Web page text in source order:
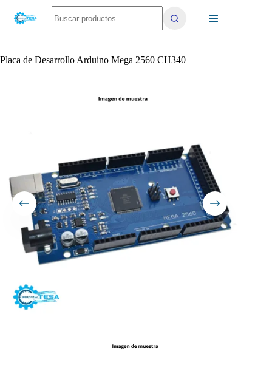
contenido
results
Placa de Desarrollo Arduino Mega 2560 CH340